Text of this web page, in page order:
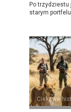
Po trzydziestu
starym
Ciekawe